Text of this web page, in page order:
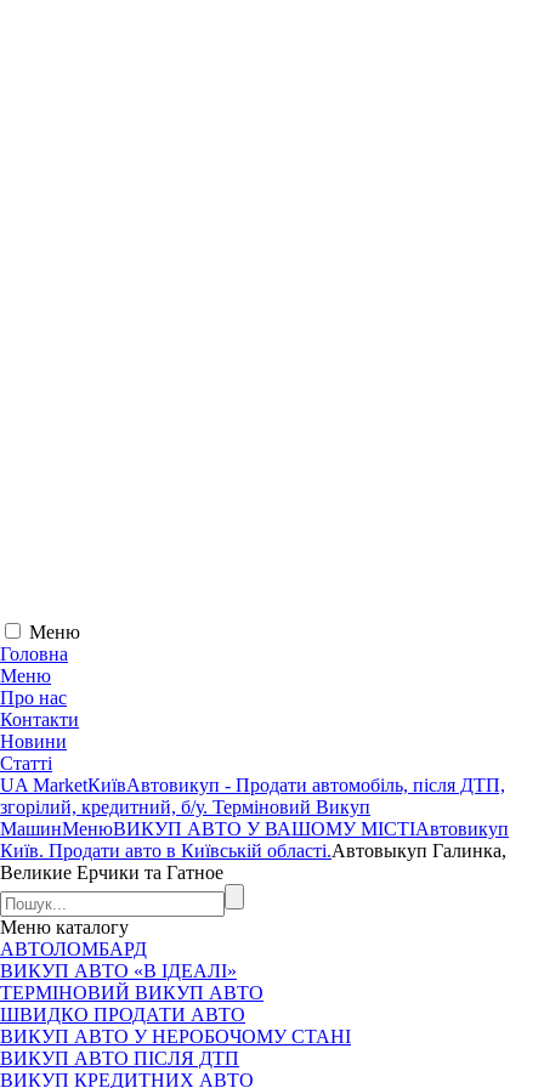
Меню
Головна
Меню
Про нас
Контакти
Новини
Статті
UA MarketКиївАвтовикуп - Продати автомобіль, після ДТП,
згорілий, кредитний, б/у. Терміновий Викуп
МашинМенюВИКУП АВТО У ВАШОМУ МІСТІАвтовикуп
Київ. Продати авто в Київській області.Автовыкуп Галинка,
Великие Ерчики та Гатное
Меню каталогу
АВТОЛОМБАРД
ВИКУП АВТО «В ІДЕАЛІ»
ТЕРМІНОВИЙ ВИКУП АВТО
ШВИДКО ПРОДАТИ АВТО
ВИКУП АВТО У НЕРОБОЧОМУ СТАНІ
ВИКУП АВТО ПІСЛЯ ДТП
ВИКУП КРЕДИТНИХ АВТО